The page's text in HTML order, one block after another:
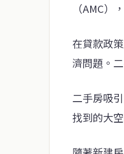
（AMC
在貸款政
濟問題。
二手房吸
找到的大